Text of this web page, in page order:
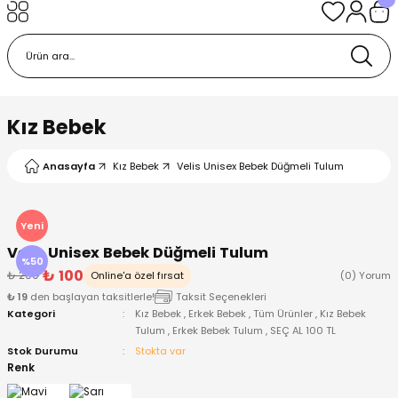
Kız Bebek
Anasayfa Kız Bebek Velis Unisex Bebek Düğmeli Tulum
Yeni
%50
Velis Unisex Bebek Düğmeli Tulum
₺ 200 ₺ 100 Online'a özel fırsat
(0) Yorum
₺ 19 den başlayan taksitlerle!
Taksit Seçenekleri
Kategori
Kız Bebek , Erkek Bebek ,Tüm Ürünler , Kız Bebek
Tulum , Erkek Bebek Tulum , SEÇ AL 100 TL
Stok Durumu
Stokta var
Renk
Giyim
Bere ve Eldiven
Body
Bere ve Eldiven
Body
ve Patik
Çıkışı ve Zıbın Seti
Ürünleri